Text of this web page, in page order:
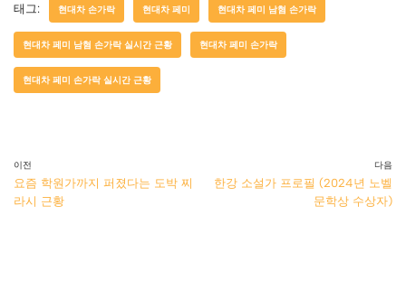
태그: 현대차 손가락 현대차 페미 현대차 페미 남혐 손가락
현대차 페미 남혐 손가락 실시간 근황 현대차 페미 손가락
현대차 페미 손가락 실시간 근황
이전
요즘 학원가까지 퍼졌다는 도박 찌
라시 근황
다음
한강 소설가 프로필 (2024년 노벨
문학상 수상자)